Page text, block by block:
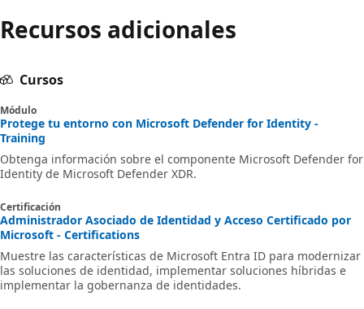
Recursos adicionales
Cursos
Módulo
Protege tu entorno con Microsoft Defender for Identity -
Training
Obtenga información sobre el componente Microsoft Defender for
Identity de Microsoft Defender XDR.
Certificación
Administrador Asociado de Identidad y Acceso Certificado por
Microsoft - Certifications
Muestre las características de Microsoft Entra ID para modernizar
las soluciones de identidad, implementar soluciones híbridas e
implementar la gobernanza de identidades.